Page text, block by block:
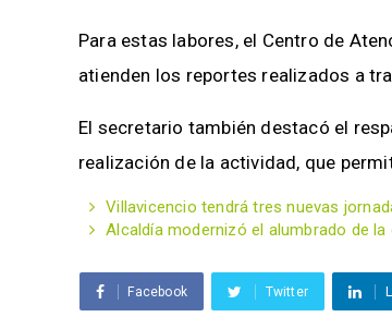
Para estas labores, el Centro de
atienden los reportes realizados a
El secretario también destacó el
realización de la actividad, que
Villavicencio tendrá tres nuevas
Alcaldía modernizó el alumbrado de
Facebook Twitter